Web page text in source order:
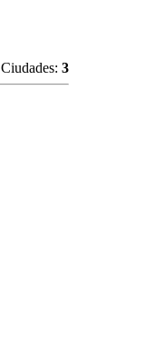
Ciudades: 3